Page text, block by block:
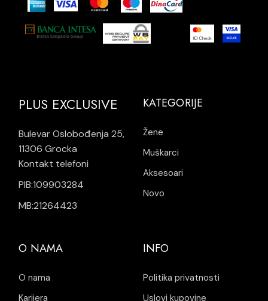
PLUS EXCLUSIVE
Bulevar Oslobođenja 25,
11306 Grocka
Kontakt telefoni
PIB:109903284
MB:21264423
KATEGORIJE
Žene
Muškarci
Aksesoari
Novo
O NAMA
O nama
Karijera
INFO
Politika privatnosti
Uslovi kupovine